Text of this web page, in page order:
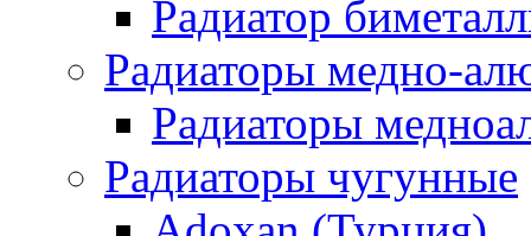
Радиатор
Радиаторы медно-
Радиаторы
Радиаторы чугунные